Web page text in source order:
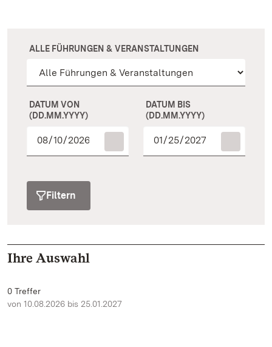
ALLE FÜHRUNGEN & VERANSTALTUNGEN
DATUM VON
(DD.MM.YYYY)
DATUM BIS
(DD.MM.YYYY)
Filtern
Ihre Auswahl
0 Treffer
von 10.08.2026 bis 25.01.2027